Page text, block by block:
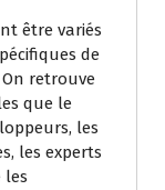
être variés
de
On retrouve
que le
les
les experts
les